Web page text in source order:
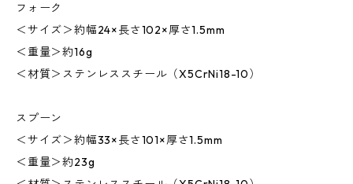
フォーク
＜サイズ＞約幅24×長さ102×厚さ1.5mm
＜重量＞約16g
＜材質＞ステンレススチール（X5CrNi18-10）
スプーン
＜サイズ＞約幅33×長さ101×厚さ1.5mm
＜重量＞約23g